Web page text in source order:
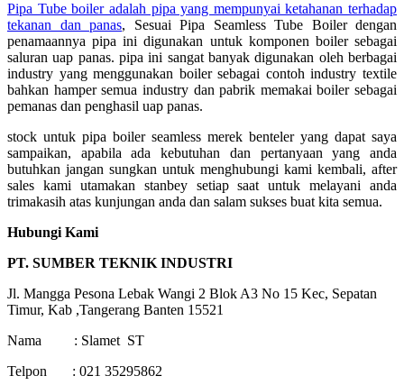
Pipa Tube boiler adalah pipa yang mempunyai ketahanan terhadap
tekanan dan panas, Sesuai Pipa Seamless Tube Boiler dengan
penamaannya pipa ini digunakan untuk komponen boiler sebagai
saluran uap panas. pipa ini sangat banyak digunakan oleh berbagai
industry yang menggunakan boiler sebagai contoh industry textile
bahkan hamper semua industry dan pabrik memakai boiler sebagai
pemanas dan penghasil uap panas.
stock untuk pipa boiler seamless merek benteler yang dapat saya
sampaikan, apabila ada kebutuhan dan pertanyaan yang anda
butuhkan jangan sungkan untuk menghubungi kami kembali, after
sales kami utamakan stanbey setiap saat untuk melayani anda
trimakasih atas kunjungan anda dan salam sukses buat kita semua.
Hubungi Kami
PT. SUMBER TEKNIK INDUSTRI
Jl. Mangga Pesona Lebak Wangi 2 Blok A3 No 15 Kec, Sepatan
Timur, Kab ,Tangerang Banten 15521
Nama : Slamet ST
Telpon : 021 35295862